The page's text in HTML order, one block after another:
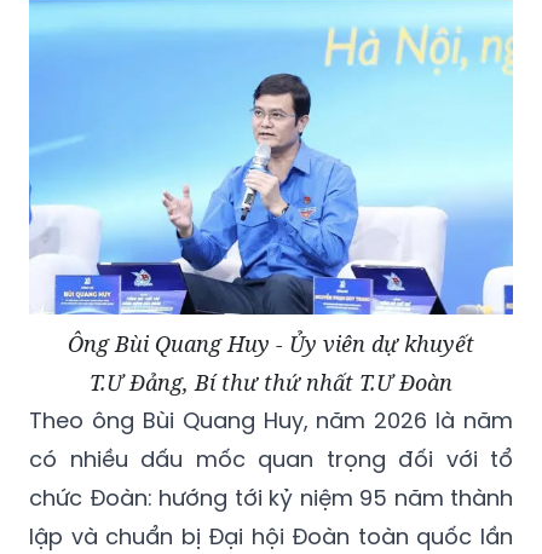
Ông Bùi Quang Huy - Ủy viên dự khuyết
T.Ư Đảng, Bí thư thứ nhất T.Ư Đoàn
Theo ông Bùi Quang Huy, năm 2026 là năm
có nhiều dấu mốc quan trọng đối với tổ
chức Đoàn: hướng tới kỷ niệm 95 năm thành
lập và chuẩn bị Đại hội Đoàn toàn quốc lần